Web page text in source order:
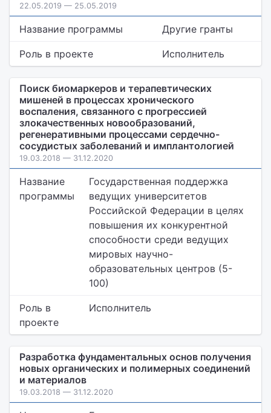
22.05.2019 — 25.05.2019
Название программы Другие гранты
Роль в проекте Исполнитель
Поиск биомаркеров и терапевтических
мишеней в процессах хронического
воспаления, связанного с прогрессией
злокачественных новообразований,
регенеративными процессами сердечно-
сосудистых заболеваний и имплантологией
19.03.2018 — 31.12.2020
Название
программы
Государственная поддержка
ведущих университетов
Российской Федерации в целях
повышения их конкурентной
способности среди ведущих
мировых научно-
образовательных центров (5-
100)
Роль в
проекте
Исполнитель
Разработка фундаментальных основ получения
новых органических и полимерных соединений
и материалов
19.03.2018 — 31.12.2020